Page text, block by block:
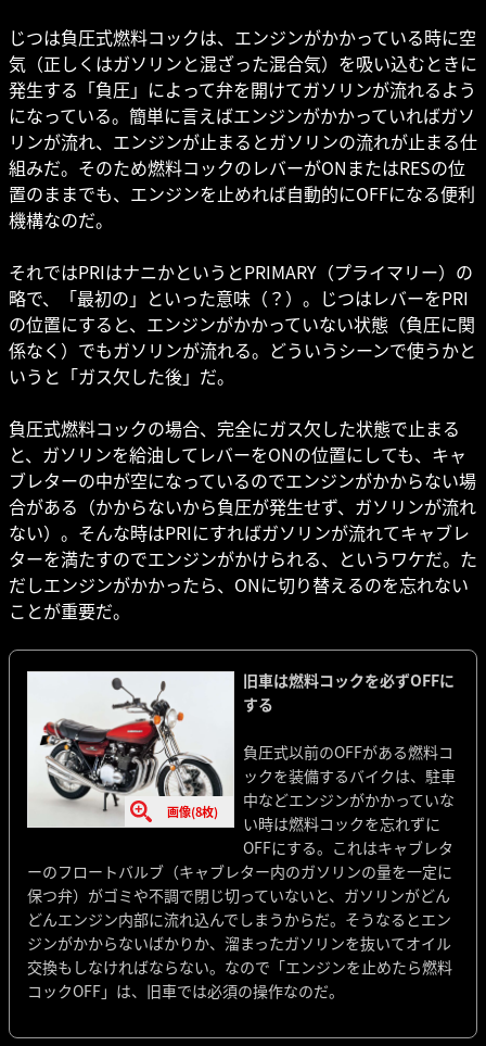
じつは負圧式燃料コックは、エンジンがかかっている時に空
気（正しくはガソリンと混ざった混合気）を吸い込むときに
発生する「負圧」によって弁を開けてガソリンが流れるよう
になっている。簡単に言えばエンジンがかかっていればガソ
リンが流れ、エンジンが止まるとガソリンの流れが止まる仕
組みだ。そのため燃料コックのレバーがONまたはRESの位
置のままでも、エンジンを止めれば自動的にOFFになる便利
機構なのだ。
それではPRIはナニかというとPRIMARY（プライマリー）の
略で、「最初の」といった意味（？）。じつはレバーをPRI
の位置にすると、エンジンがかかっていない状態（負圧に関
係なく）でもガソリンが流れる。どういうシーンで使うかと
いうと「ガス欠した後」だ。
負圧式燃料コックの場合、完全にガス欠した状態で止まる
と、ガソリンを給油してレバーをONの位置にしても、キャ
ブレターの中が空になっているのでエンジンがかからない場
合がある（かからないから負圧が発生せず、ガソリンが流れ
ない）。そんな時はPRIにすればガソリンが流れてキャブレ
ターを満たすのでエンジンがかけられる、というワケだ。た
だしエンジンがかかったら、ONに切り替えるのを忘れない
ことが重要だ。
画像(8枚)
旧車は燃料コックを必ずOFFに
する
負圧式以前のOFFがある燃料コ
ックを装備するバイクは、駐車
中などエンジンがかかっていな
い時は燃料コックを忘れずに
OFFにする。これはキャブレタ
ーのフロートバルブ（キャブレター内のガソリンの量を一定に
保つ弁）がゴミや不調で閉じ切っていないと、ガソリンがどん
どんエンジン内部に流れ込んでしまうからだ。そうなるとエン
ジンがかからないばかりか、溜まったガソリンを抜いてオイル
交換もしなければならない。なので「エンジンを止めたら燃料
コックOFF」は、旧車では必須の操作なのだ。